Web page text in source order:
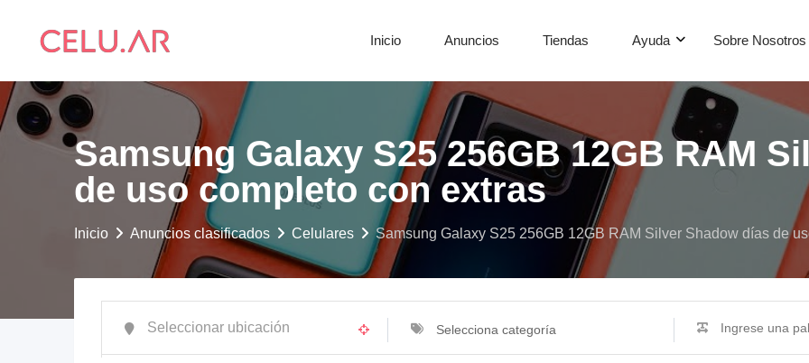
Inicio Anuncios Tiendas Ayuda Sobre Nosotros
Samsung Galaxy S25 256GB 12GB RAM
de uso completo con extras
Inicio Anuncios clasificados Celulares Samsung Galaxy S25 256GB 12GB RAM Silver Shadow días de
Selecciona categoría